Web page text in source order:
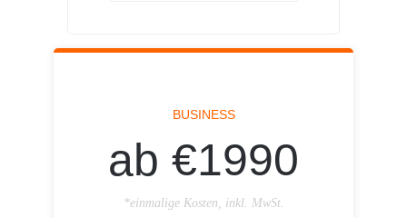
BUSINESS
ab €1990
*einmalige Kosten, inkl. MwSt.